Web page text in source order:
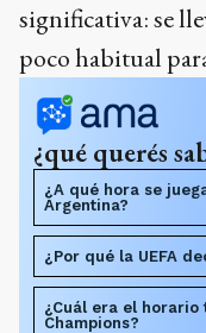
significativa: se
poco habitual
¿qué querés
¿A qué hora se
Argentina?
¿Por qué la UEFA
¿Cuál era el
Champions?